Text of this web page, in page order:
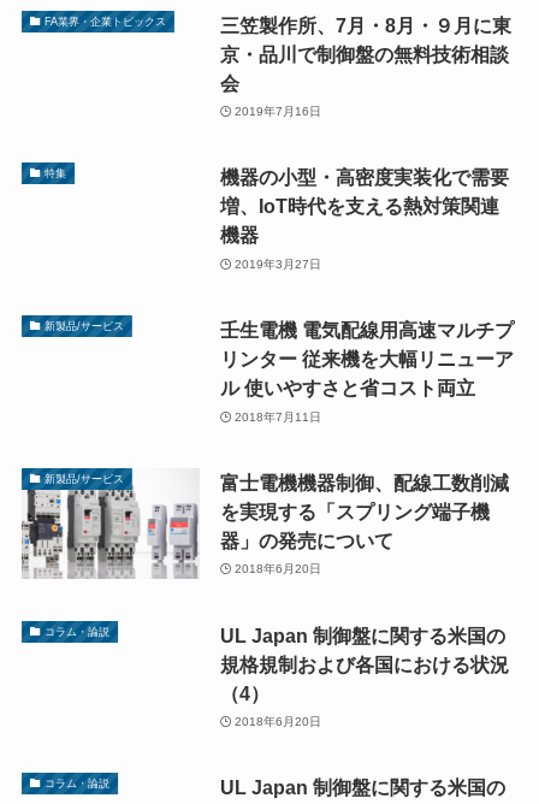
FA業界・企業トピックス
三笠製作所、7月・8月・９月に東
京・品川で制御盤の無料技術相談
会
2019年7月16日
特集
機器の小型・高密度実装化で需要
増、IoT時代を支える熱対策関連
機器
2019年3月27日
新製品/サービス
壬生電機 電気配線用高速マルチプ
リンター 従来機を大幅リニューア
ル 使いやすさと省コスト両立
2018年7月11日
新製品/サービス
富士電機機器制御、配線工数削減
を実現する「スプリング端子機
器」の発売について
2018年6月20日
コラム・論説
UL Japan 制御盤に関する米国の
規格規制および各国における状況
（4）
2018年6月20日
コラム・論説
UL Japan 制御盤に関する米国の